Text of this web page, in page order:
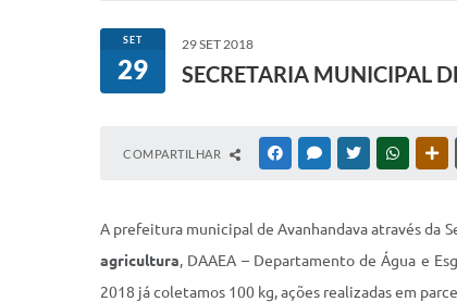
SET
29
29 SET 2018
SECRETARIA MUNICIPAL
COMPARTILHAR FACEBOOKMESSENGER
TWITTER
A prefeitura municipal de Avanhandava através da
agricultura, DAAEA – Departamento de Água e
2018 já coletamos 100 kg, ações realizadas em